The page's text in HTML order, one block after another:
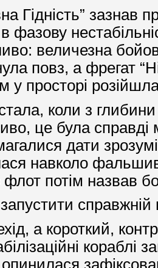
Гідність” зазнав
фазову
величезна
повз, а фрегат
у просторі
коли з
це була
дати
навколо
потім назвав
справжній
а короткий,
опинилася